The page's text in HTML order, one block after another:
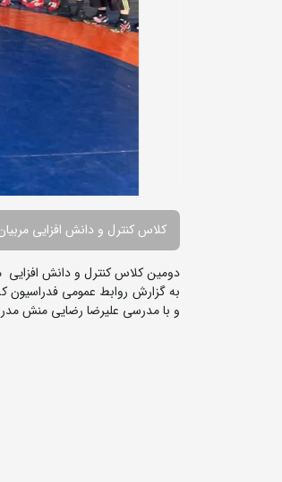
کلاس کنترل و دانش افزایی
دومین کلاس کنترل و دانش افزایی
و با مدرسی علیرضا رضایی منش